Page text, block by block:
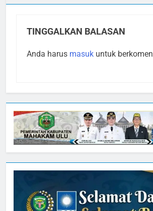
TINGGALKAN BALASAN
Anda harus masuk untuk